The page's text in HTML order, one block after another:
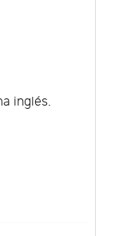
inglés.